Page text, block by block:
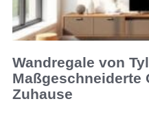
Wandregale von
Maßgeschneiderte
Zuhause